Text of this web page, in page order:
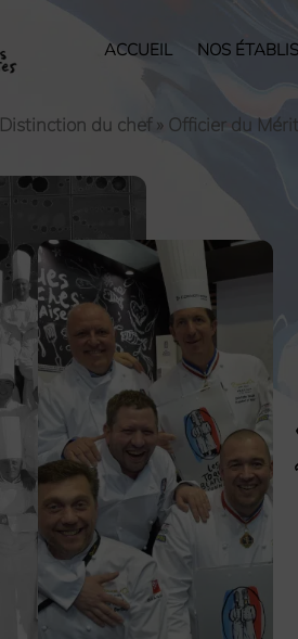
ACCUEIL NOS
Distinction du chef» Officier du